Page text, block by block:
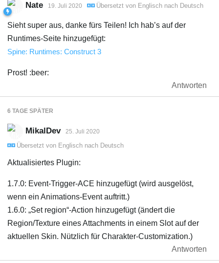
Nate 19. Juli 2020 Übersetzt von Englisch nach Deutsch
Sieht super aus, danke fürs Teilen! Ich hab’s auf der
Runtimes-Seite hinzugefügt:
Spine: Runtimes: Construct 3
Prost! :beer:
Antworten
6 TAGE SPÄTER
MikalDev 25. Juli 2020
Übersetzt von Englisch nach Deutsch
Aktualisiertes Plugin:
1.7.0: Event-Trigger-ACE hinzugefügt (wird ausgelöst,
wenn ein Animations-Event auftritt.)
1.6.0: „Set region“-Action hinzugefügt (ändert die
Region/Texture eines Attachments in einem Slot auf der
aktuellen Skin. Nützlich für Charakter-Customization.)
Antworten